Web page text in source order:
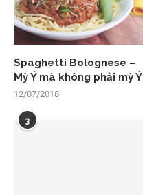
Spaghetti Bolognese –
Mỳ Ý mà không phải mỳ Ý
12/07/2018
3